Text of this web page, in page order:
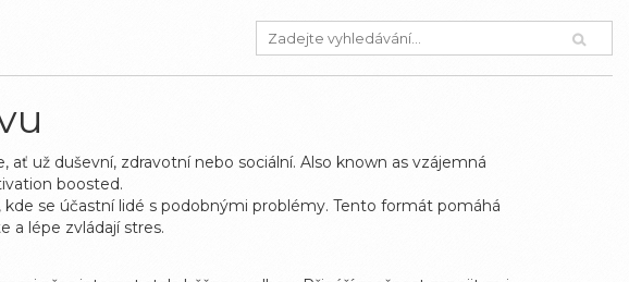
ať už duševní, zdravotní nebo sociální. Also known as vzájemná
boosted.
se účastní lidé s podobnými problémy. Tento formát pomáhá
a lépe zvládají stres.